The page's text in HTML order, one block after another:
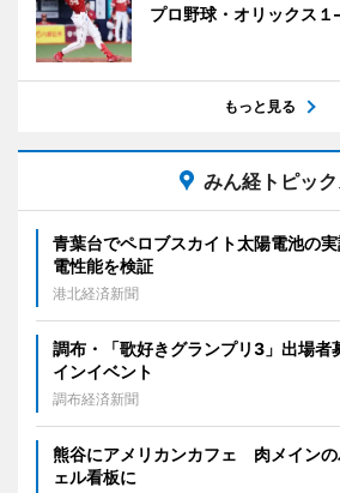
プロ野球・オリックス
もっと見る
みん経トピッ
青葉台でペロブスカイト太陽電池の
電性能を検証
港北経済新聞
調布・「歌好きグランプリ3」出場
インイベント
調布経済新聞
熊谷にアメリカンカフェ 肉メインの
ェル看板に